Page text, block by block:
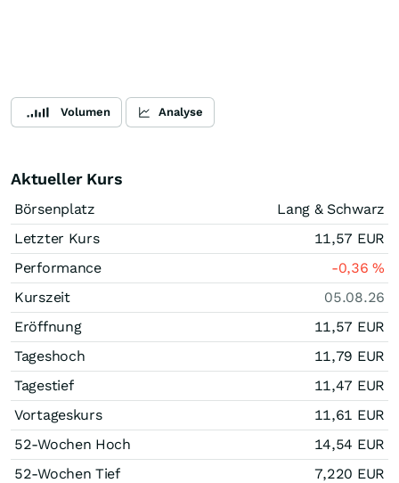
Volumen Analyse
Aktueller Kurs
Börsenplatz
Lang & Schwarz
Letzter Kurs
11,57 EUR
Performance
-0,36%
Kurszeit
05.08.26
Eröffnung
11,57 EUR
Tageshoch
11,79 EUR
Tagestief
11,47 EUR
Vortageskurs
11,61 EUR
52-Wochen Hoch
14,54 EUR
52-Wochen Tief
7,220 EUR